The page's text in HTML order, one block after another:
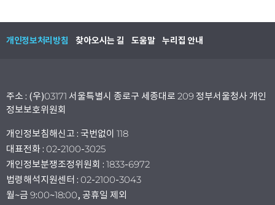
개인정보처리방침 찾아오시는 길 도움말 누리집 안내
주소 : (우)03171 서울특별시 종로구 세종대로 209 정부서울청사 개인
정보보호위원회
개인정보침해신고 : 국번없이 118
대표전화 : 02-2100-3025
개인정보분쟁조정위원회 : 1833-6972
법령해석지원센터 : 02-2100-3043
월~금 9:00~18:00, 공휴일 제외